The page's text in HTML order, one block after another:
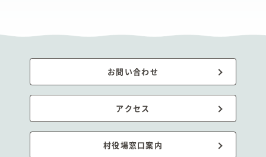
お問い合わせ
アクセス
村役場窓口案内